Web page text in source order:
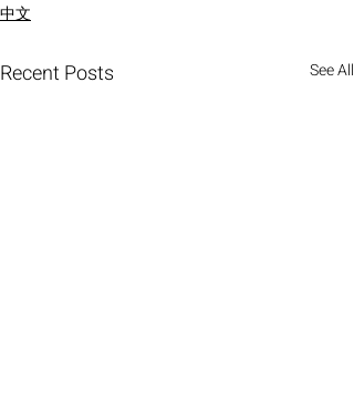
中文
Recent Posts See All